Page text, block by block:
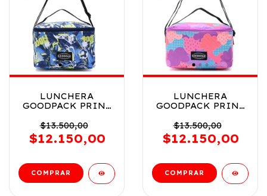
LUNCHERA
GOODPACK PRINT
$13.500,00
$12.150,00
LUNCHERA
GOODPACK PRINT
$13.500,00
$12.150,00